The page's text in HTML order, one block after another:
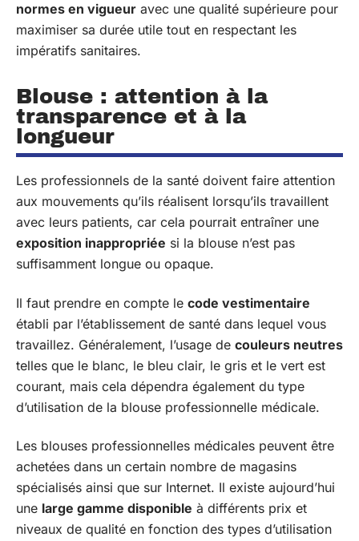
normes en vigueur avec une qualité supérieure pour
maximiser sa durée utile tout en respectant les
impératifs sanitaires.
Blouse : attention à la
transparence et à la
longueur
Les professionnels de la santé doivent faire attention
aux mouvements qu’ils réalisent lorsqu’ils travaillent
avec leurs patients, car cela pourrait entraîner une
exposition inappropriée si la blouse n’est pas
suffisamment longue ou opaque.
Il faut prendre en compte le code vestimentaire
établi par l’établissement de santé dans lequel vous
travaillez. Généralement, l’usage de couleurs neutres
telles que le blanc, le bleu clair, le gris et le vert est
courant, mais cela dépendra également du type
d’utilisation de la blouse professionnelle médicale.
Les blouses professionnelles médicales peuvent être
achetées dans un certain nombre de magasins
spécialisés ainsi que sur Internet. Il existe aujourd’hui
une large gamme disponible à différents prix et
niveaux de qualité en fonction des types d’utilisation